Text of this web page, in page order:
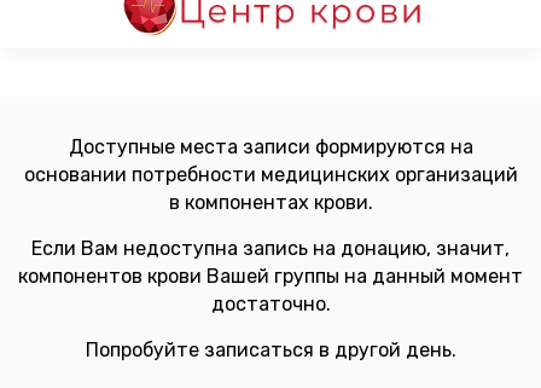
Доступные места записи формируются на
основании потребности медицинских организаций
в компонентах крови.
Если Вам недоступна запись на донацию, значит,
компонентов крови Вашей группы на данный момент
достаточно.
Попробуйте записаться в другой день.